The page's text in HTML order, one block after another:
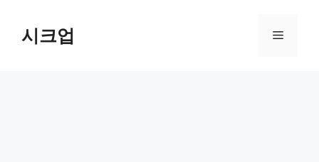
시크업 메